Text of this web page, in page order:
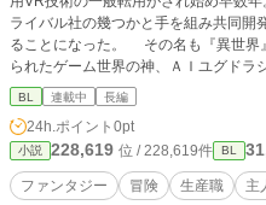
ライバル社の幾つかと手を組み共同開
ることになった。 その名も『異世
られたゲーム世界の神、ＡＩユグドラ
測定を併用したテストをクリアした者
の基準は、悪でもなく過ぎた善でもな
の『普通の人』。 ゲームができると思えば合格したのは嬉しい事なのに、条
件に当てはまったと言われると嬉しく
ログインできる日が来たのだった。
BL 連載中 長編
24h.ポイント 0pt
小説 228,619 位 / 228,619件 BL
ファンタジー 冒険 生産職 主